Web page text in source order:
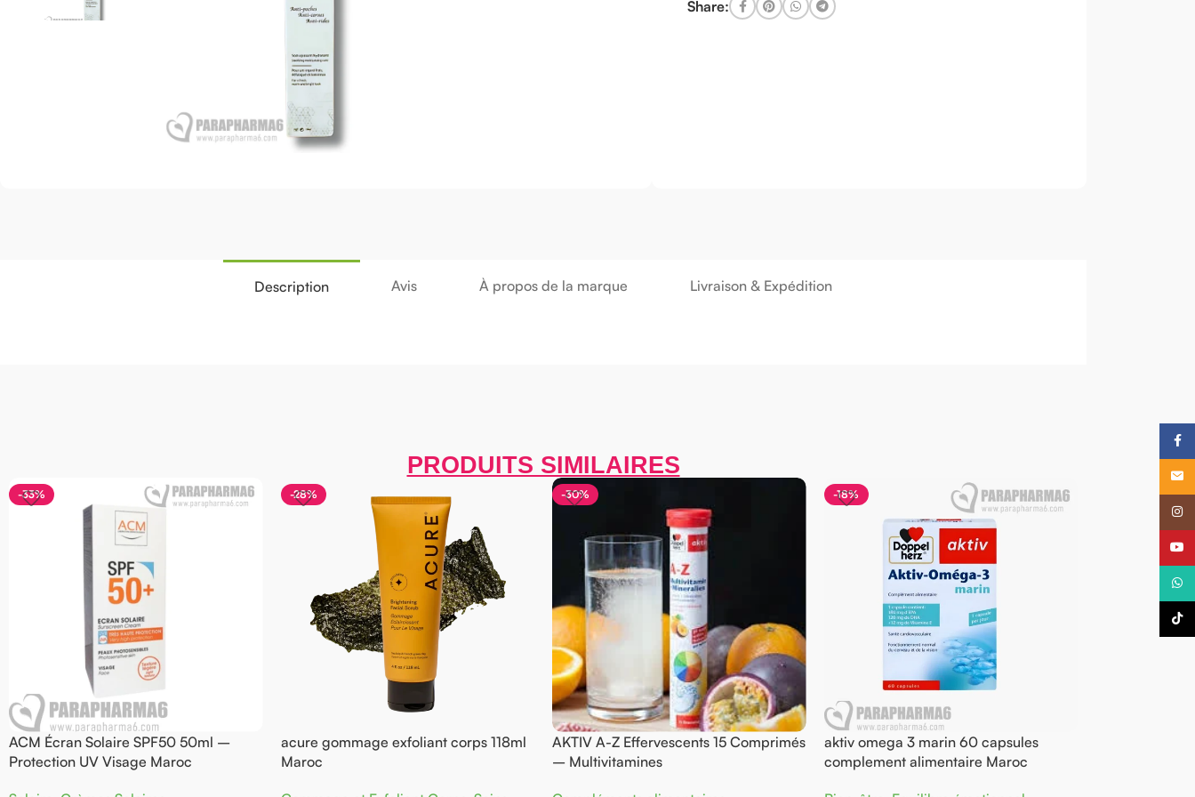
Share:
Description Avis À propos de la marque Livraison & Expédition
PRODUITS SIMILAIRES
-33%
ACM Écran Solaire SPF50 50ml –
Protection UV Visage Maroc
-28%
acure gommage exfoliant corps 118ml
Maroc
-30%
AKTIV A-Z Effervescents 15 Comprimés
– Multivitamines
-18%
aktiv omega 3 marin 60 capsules
complement alimentaire Maroc
Email